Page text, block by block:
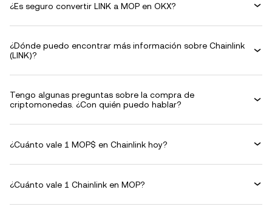
¿Es seguro convertir LINK a MOP en OKX?
¿Dónde puedo encontrar más información sobre Chainlink
(LINK)?
Tengo algunas preguntas sobre la compra de
criptomonedas. ¿Con quién puedo hablar?
¿Cuánto vale 1 MOP$ en Chainlink hoy?
¿Cuánto vale 1 Chainlink en MOP?